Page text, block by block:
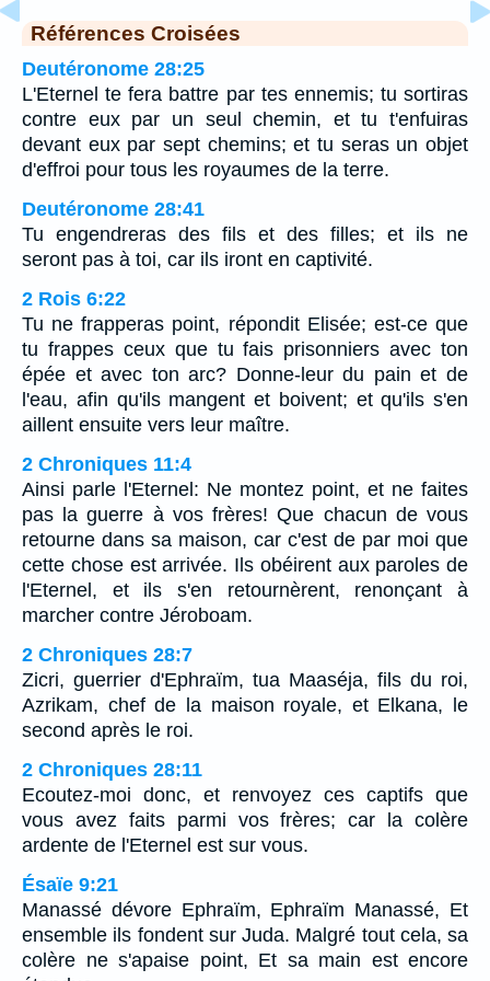
Références Croisées
Deutéronome 28:25
L'Eternel te fera battre par tes ennemis; tu sortiras
contre eux par un seul chemin, et tu t'enfuiras
devant eux par sept chemins; et tu seras un objet
d'effroi pour tous les royaumes de la terre.
Deutéronome 28:41
Tu engendreras des fils et des filles; et ils ne
seront pas à toi, car ils iront en captivité.
2 Rois 6:22
Tu ne frapperas point, répondit Elisée; est-ce que
tu frappes ceux que tu fais prisonniers avec ton
épée et avec ton arc? Donne-leur du pain et de
l'eau, afin qu'ils mangent et boivent; et qu'ils s'en
aillent ensuite vers leur maître.
2 Chroniques 11:4
Ainsi parle l'Eternel: Ne montez point, et ne faites
pas la guerre à vos frères! Que chacun de vous
retourne dans sa maison, car c'est de par moi que
cette chose est arrivée. Ils obéirent aux paroles de
l'Eternel, et ils s'en retournèrent, renonçant à
marcher contre Jéroboam.
2 Chroniques 28:7
Zicri, guerrier d'Ephraïm, tua Maaséja, fils du roi,
Azrikam, chef de la maison royale, et Elkana, le
second après le roi.
2 Chroniques 28:11
Ecoutez-moi donc, et renvoyez ces captifs que
vous avez faits parmi vos frères; car la colère
ardente de l'Eternel est sur vous.
Ésaïe 9:21
Manassé dévore Ephraïm, Ephraïm Manassé, Et
ensemble ils fondent sur Juda. Malgré tout cela, sa
colère ne s'apaise point, Et sa main est encore